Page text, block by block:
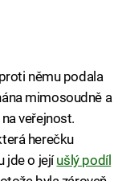
němu podala
mimosoudně a
veřejnost.
herečku
jde o jejíušlý podíl